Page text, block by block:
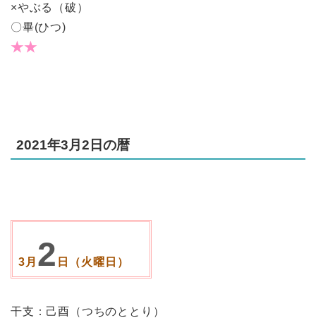
×やぶる（破）
〇畢(ひつ)
★★
2021年3月2日の暦
3月 2 日（火曜日）
干支：己酉（つちのととり）